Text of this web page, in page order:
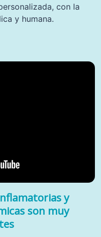
con la
y humana.
y
son muy